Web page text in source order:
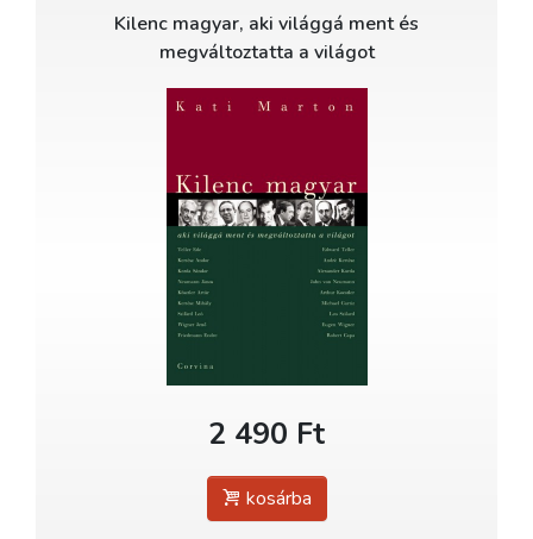
Kilenc magyar, aki világgá ment és
megváltoztatta a világot
2 490 Ft
kosárba